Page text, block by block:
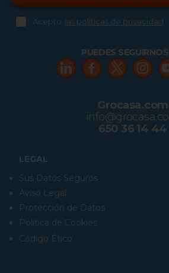
Acepto las políticas de privacidad
LEGAL
Sus Datos Seguros
Aviso Legal
Protección de Datos
Política de Cookies
Código Ético
PUEDES
Grocasa.com
650 36 14 44